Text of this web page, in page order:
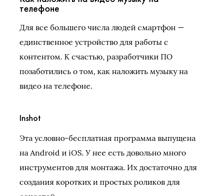
телефоне
Для все большего числа людей смартфон —
единственное устройство для работы с
контентом. К счастью, разработчики ПО
позаботились о том, как наложить музыку на
видео на телефоне.
Inshot
Эта условно-бесплатная программа выпущена
на Android и iOS. У нее есть довольно много
инструментов для монтажа. Их достаточно для
создания коротких и простых роликов для